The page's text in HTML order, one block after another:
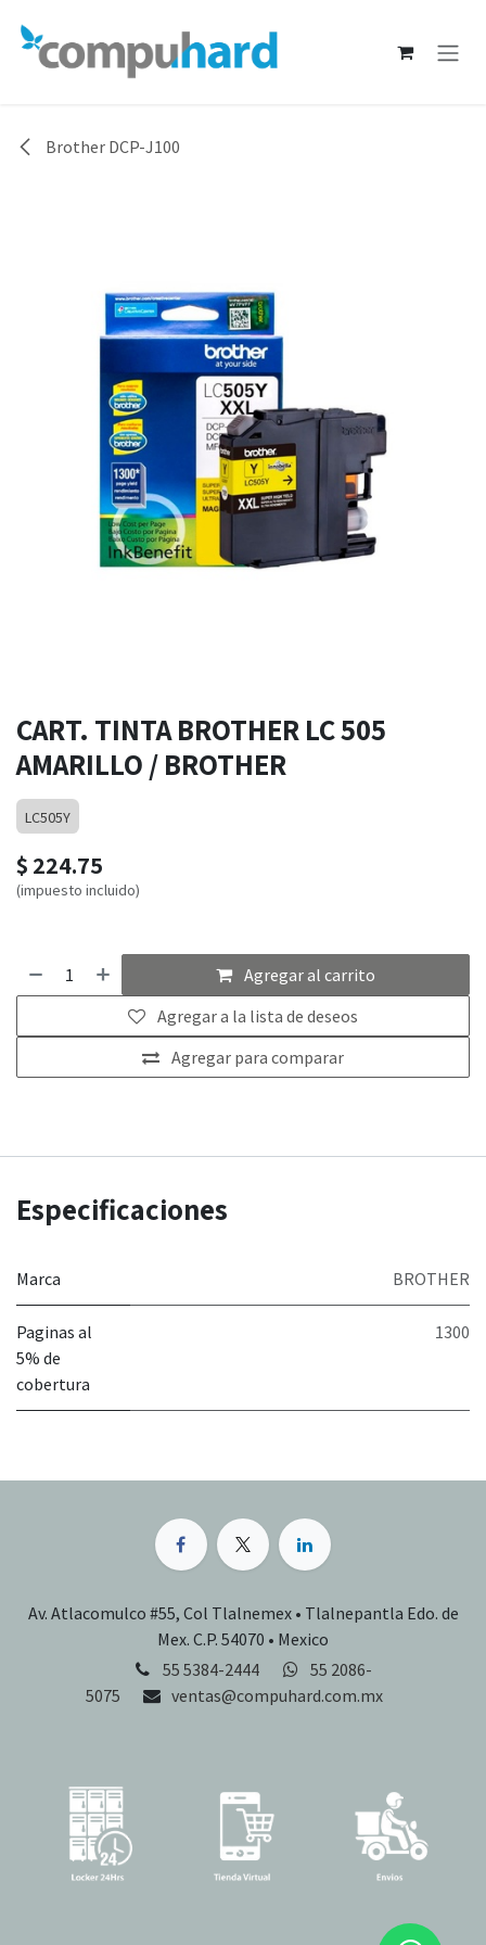
Brother DCP-J100
CART. TINTA BROTHER LC 505
AMARILLO / BROTHER
LC505Y
$ 224.75
(impuesto incluido)
Agregar al carrito
Agregar para comparar
Agregar a la lista de deseos
Especificaciones
Marca BROTHER
Paginas al
5% de
cobertura
1300
Av. Atlacomulco #55, Col Tlalnemex • Tlalnepantla Edo. de
Mex. C.P. 54070 • Mexico
55 5384-2444
55 2086-
5075
ventas@compuhard.com.mx